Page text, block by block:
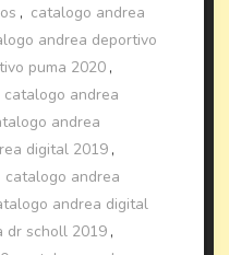
, catalogo andrea
andrea deportivo
puma 2020 ,
catalogo andrea
andrea
digital 2019 ,
catalogo andrea
andrea digital
dr scholl 2019 ,